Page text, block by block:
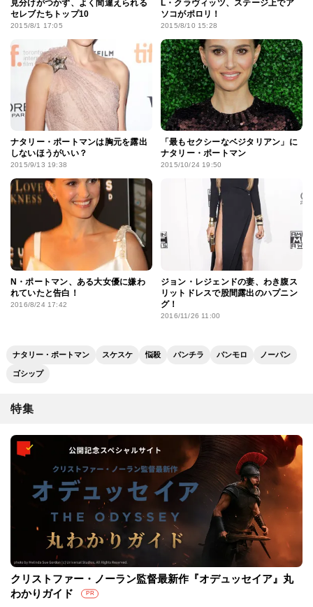
見分けがつかず、よく間違えられる
セレブたちトップ10
2015/8/1 17:05
L・クラヴィッツ、ステージ上でア
ソコがポロリ！
2015/8/10 15:28
ナタリー・ポートマンは胸元を露出
しないほうがいい？
2015/9/13 19:38
「最もセクシーなベジタリアン」に
ナタリー・ポートマン
2015/10/24 19:50
N・ポートマン、ある大女優に嫌わ
れていたと告白！
2016/8/24 17:42
ジョン・レジェンドの妻、わき腹ス
リットドレスで股間露出のハプニン
グ！
2016/11/26 11:00
ナタリー・ポートマン スケスケ 悩殺 パンチラ パンモロ ノーパン
ゴシップ
特集
クリストファー・ノーラン監督最新作『オデュッセイア』丸
わかりガイド
PR